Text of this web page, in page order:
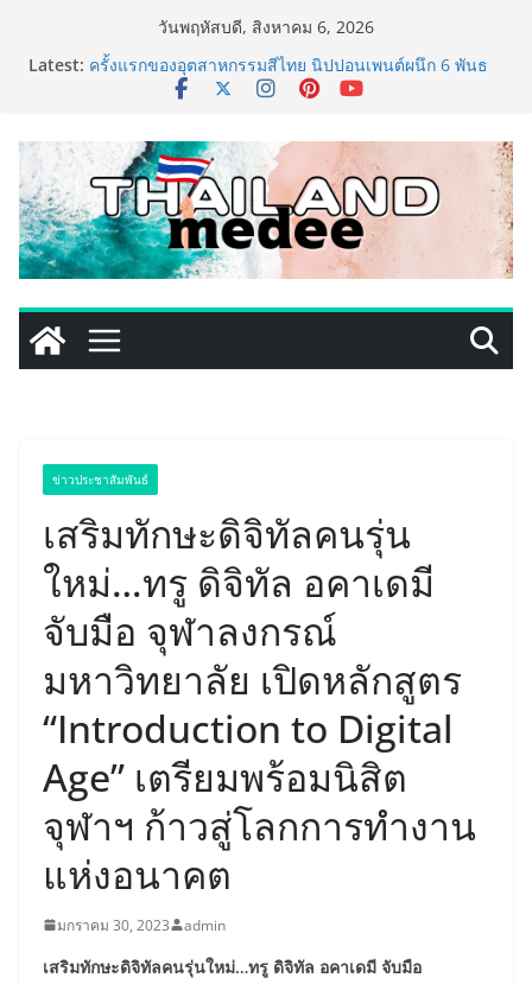
วันพฤหัสบดี, สิงหาคม 6, 2026
Latest: ครั้งแรกของอุตสาหกรรมสีไทย นิปปอนเพนต์ผนึก 6 พันธ
มิตรโมเดิร์นเทรดชั้นนำ นำร่องเปิดตัว “NIPPON PAINT
ยกระดับความมั่นใจลูกค้าด้วยผลิตภัณฑ์คุณภาพและ
บริการหลังการขายที่ครบวงจร
434 วันแห่งการรอคอย มูลนิธิ “เพจอีจัน” ส่งมอบ โรงเรียน
เด็กพิเศษทองผาภูมิ ให้กระทรวงศึกษาธิการ ส่งต่อโอกาส
ทางการศึกษาให้เด็กพิเศษกว่า 100 คน ใช้เวลา 434 วัน
เปลี่ยนพื้นที่ว่างเปล่าให้กลายเป็นโรงเรียนแห่งความหวัง
ททท. ประกาศความสำเร็จ Village to the World Season
5 ผนึก 9 พันธมิตร ขับเคลื่อน ESG Tourism สืบสานพระ
ราชปณิธาน สร้างคุณค่าการท่องเที่ยวไทยอย่างยั่งยืน
เหิงลี่ แมนูแฟคเจอริ่ง เทคโนโลยี (ไทยแลนด์) เปิดโรงงาน
แห่งใหม่ในชลบุรี เดินหน้าขยายฐานการผลิตสู่เอเชียตะวัน
MRT วาง POVA 8 Series จุดเริ่มต้นครั้งสำคัญ
ข่าวประชาสัมพันธ์
เสริมทักษะดิจิทัลคนรุ่น
ใหม่…ทรู ดิจิทัล อคาเดมี
จับมือ จุฬาลงกรณ์
มหาวิทยาลัย เปิดหลักสูตร
“Introduction to Digital
Age” เตรียมพร้อมนิสิต
จุฬาฯ ก้าวสู่โลกการทำงาน
แห่งอนาคต
มกราคม 30, 2023 admin
เสริมทักษะดิจิทัลคนรุ่นใหม่…ทรู ดิจิทัล อคาเดมี จับมือ